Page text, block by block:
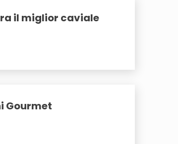
il miglior caviale
Gourmet